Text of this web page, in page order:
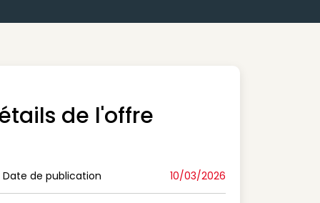
de l'offre
Date de publication
Date de publication 10/03/2026